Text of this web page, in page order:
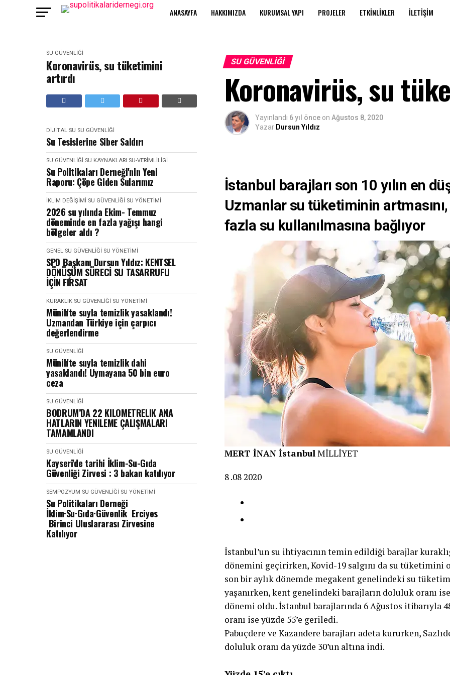
ANASAYFA HAKKIMIZDA KURUMSAL YAPI PROJELER ETKINLIKLER İLETIŞIM
SU GÜVENLIĞI
Koronavirüs, su tüketimini
artırdı
DIJITAL SU SU GÜVENLIĞI
Su Tesislerine Siber Saldırı
SU GÜVENLIĞI SU KAYNAKLARI SU-VERIMLILIGI
Su Politikaları Derneği'nin Yeni
Raporu: Çöpe Giden Sularımız
İKLIM DEĞIŞIMI SU GÜVENLIĞI SU YÖNETIMI
2026 su yılında Ekim- Temmuz
döneminde en fazla yağışı hangi
bölgeler aldı ?
GENEL SU GÜVENLIĞI SU YÖNETIMI
SPD Başkanı Dursun Yıldız: KENTSEL
DÖNÜŞÜM SÜRECİ SU TASARRUFU
İÇİN FIRSAT
KURAKLIK SU GÜVENLIĞI SU YÖNETIMI
Münih'te suyla temizlik yasaklandı!
Uzmandan Türkiye için çarpıcı
değerlendirme
SU GÜVENLIĞI
Münih'te suyla temizlik dahi
yasaklandı! Uymayana 50 bin euro
ceza
SU GÜVENLIĞI
BODRUM’DA 22 KILOMETRELIK ANA
HATLARIN YENILEME ÇALIŞMALARI
TAMAMLANDI
SU GÜVENLIĞI
Kayseri'de tarihi İklim-Su-Gıda
Güvenliği Zirvesi : 3 bakan katılıyor
SEMPOZYUM SU GÜVENLIĞI SU YÖNETIMI
Su Politikaları Derneği
İklim·Su·Gıda·Güvenlik Erciyes
Birinci Uluslararası Zirvesine
Katılıyor
SU GÜVENLIĞI
Koronavirüs, su
Yayınlandı 6 yıl önce on Ağustos 8, 2020
Yazar Dursun Yıldız
İstanbul barajları son 10 yılın en
Uzmanlar su tüketiminin
fazla su kullanılmasına bağlıyor
MERT İNAN İstanbulMİLLİYET
8 .08 2020
İstanbul’un su ihtiyacının temin edildiği barajlar
dönemini geçirirken, Kovid-19 salgını da su
son bir aylık dönemde megakent genelindeki su
yaşanırken, kent genelindeki barajların doluluk oranı
dönemi oldu. İstanbul barajlarında 6 Ağustos itibarıyla
oranı ise yüzde 55’e geriledi.
Pabuçdere ve Kazandere barajları adeta kururken,
doluluk oranı da yüzde 30’un altına indi.